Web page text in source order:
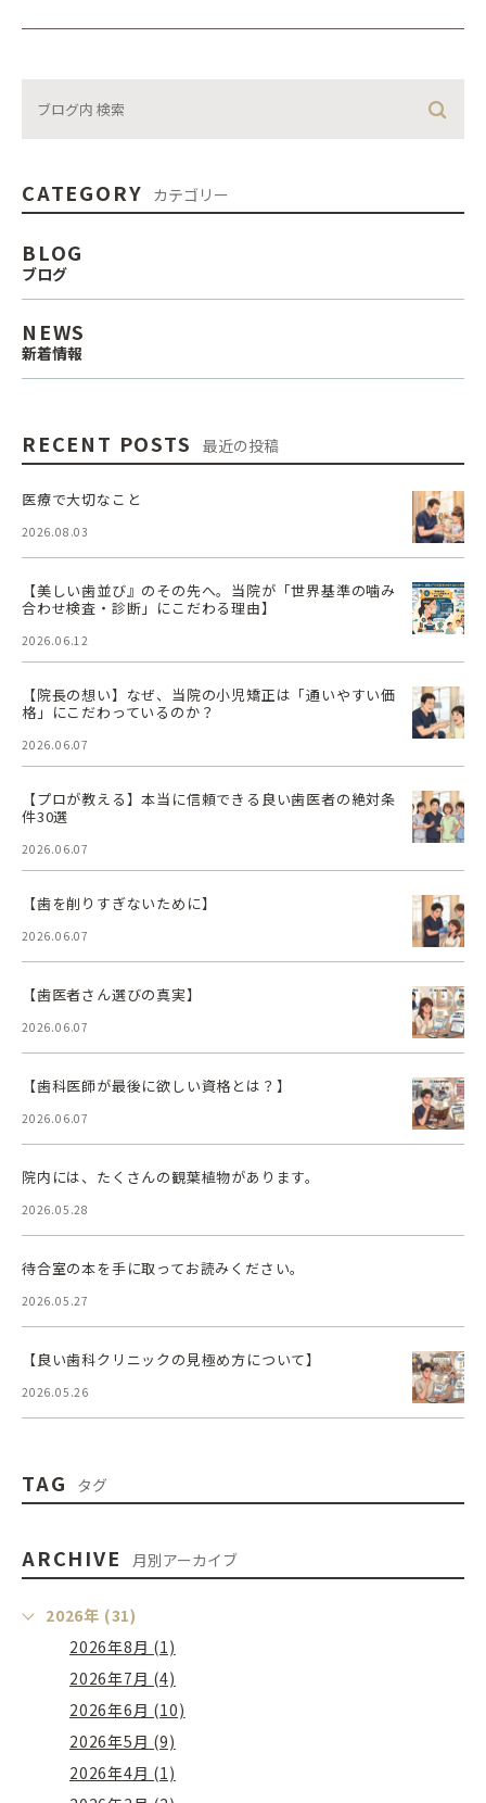
CATEGORY カテゴリー
BLOG
ブログ
NEWS
新着情報
RECENT POSTS 最近の投稿
医療で大切なこと
2026.08.03
【美しい歯並び』のその先へ。当院が「世界基準の噛み
合わせ検査・診断」にこだわる理由】
2026.06.12
【院長の想い】なぜ、当院の小児矯正は「通いやすい価
格」にこだわっているのか？
2026.06.07
【プロが教える】本当に信頼できる良い歯医者の絶対条
件30選
2026.06.07
【歯を削りすぎないために】
2026.06.07
【歯医者さん選びの真実】
2026.06.07
【歯科医師が最後に欲しい資格とは？】
2026.06.07
院内には、たくさんの観葉植物があります。
2026.05.28
待合室の本を手に取ってお読みください。
2026.05.27
【良い歯科クリニックの見極め方について】
2026.05.26
TAG タグ
ARCHIVE 月別アーカイブ
2026年 (31)
2026年8月 (1)
2026年7月 (4)
2026年6月 (10)
2026年5月 (9)
2026年4月 (1)